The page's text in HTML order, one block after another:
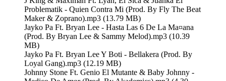
Problematik - Quien Contra Mi (Prod. By Fly The Beat
Maker & Zoprano).mp3 (13.79 MB)
Jayko Pa Ft. Bryan Lee - Hasta Las 6 De La Ma¤ana
(Prod. By Bryan Lee & Sammy Melod).mp3 (10.39
MB)
Jayko Pa Ft. Bryan Lee Y Boti - Bellakera (Prod. By
Loyal Gang).mp3 (12.19 MB)
Johnny Stone Ft. Genio El Mutante & Baby Johnny -